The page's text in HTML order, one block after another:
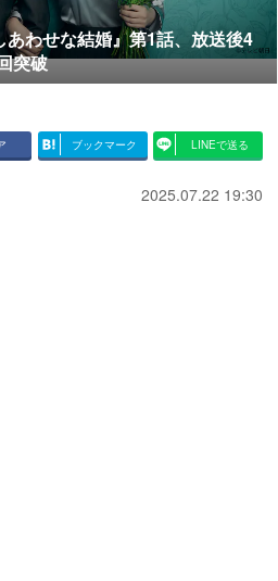
わせな結婚』第1話、放送後4
突破
ブックマーク LINEで送る
2025.07.22 19:30